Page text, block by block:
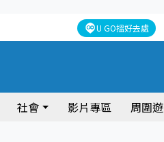
U GO搵好去處
社會 影片專區 周圍遊